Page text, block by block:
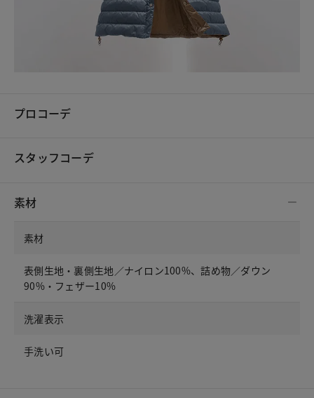
プロコーデ
スタッフコーデ
素材
素材
表側生地・裏側生地／ナイロン100%、詰め物／ダウン
90%・フェザー10%
洗濯表示
手洗い可